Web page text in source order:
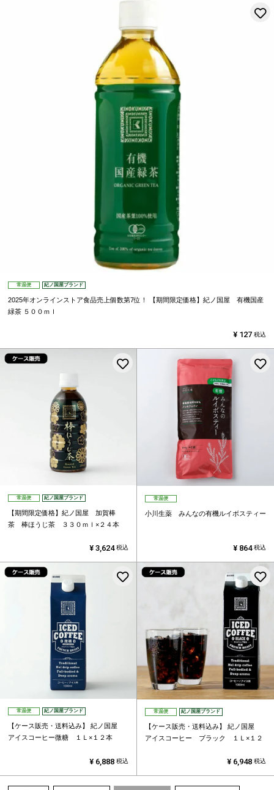
常温便 紀ノ国屋ブランド
2025年オンラインストア食品売上個数第7位！
【期間限定価格】紀ノ国屋 有機国産
緑茶 ５００ｍｌ
¥ 127 税込
常温便 紀ノ国屋ブランド
【期間限定価格】紀ノ国屋 加賀棒
茶 棒ほうじ茶 ３３０ｍｌ×２４本
お気に入りに登録する
¥ 3,624 税込
常温便
小川生薬 みんなの有機ルイボスティー
¥ 864 税込
常温便 紀ノ国屋ブランド
【ケース販売・送料込み】
紀ノ国屋
アイスコーヒー微糖 １Ｌ×１２本
お気に入りに登録する
¥ 6,888 税込
常温便 紀ノ国屋ブランド
【ケース販売・送料込み】
紀ノ国屋
アイスコーヒー ブラック １Ｌ×１２
¥ 6,948 税込